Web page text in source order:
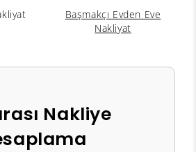
Başmakçı Evden Eve
Nakliyat
Nakliye